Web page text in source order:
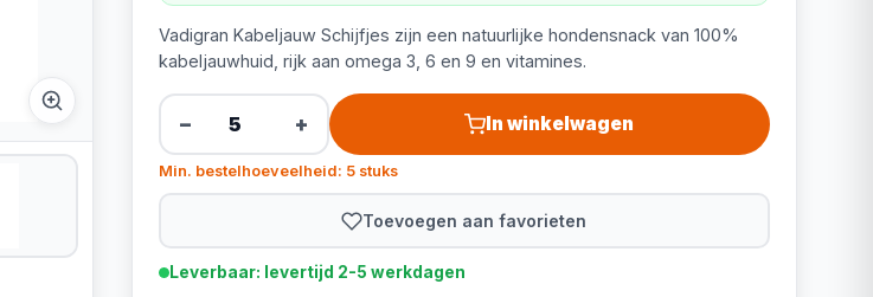
Vadigran Kabeljauw Schijfjes zijn een natuurlijke hondensnack van 100%
kabeljauwhuid, rijk aan omega 3, 6 en 9 en vitamines.
− + In winkelwagen
Min. bestelhoeveelheid: 5 stuks
Toevoegen aan favorieten
Leverbaar: levertijd 2-5 werkdagen